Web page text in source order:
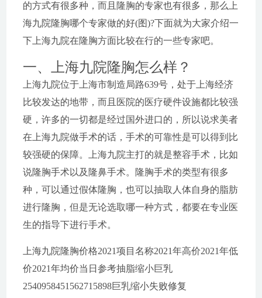
的方式有很多种，而且隆胸的专家也有很多，那么上
海九院隆胸哪个专家做的好(图)?下面就为大家介绍一
下上海九院在隆胸方面比较在行的一些专家吧。
一、上海九院隆胸怎么样？
上海九院位于上海市制造局路639号，处于上海经济
比较发达的地带，而且医院的医疗硬件设施都比较强
硬，许多的一切都是经过国外进口的，所以说求美者
在上海九院做手术的话，手术的可靠性是可以得到比
较强硬的保障。上海九院主打的就是整容手术，比如
说隆胸手术以及隆鼻手术。隆胸手术的类型有很多
种，可以通过假体隆胸，也可以抽取人体自身的脂肪
进行隆胸，但是无论选取哪一种方式，都要在专业医
生的指导下进行手术。
上海九院隆胸价格2021项目名称2021年高价2021年低
价2021年均价当日参考抽脂缩小巨乳
2540958451562715898巨乳缩小失败修复